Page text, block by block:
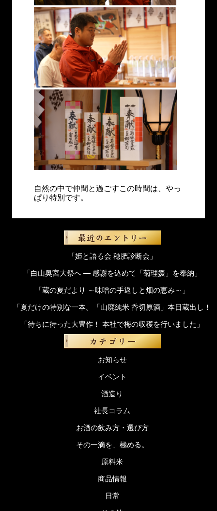
自然の中で仲間と過ごすこの時間は、やっ
ぱり特別です。
「姫と語る会 穂肥診断会」
「白山奥宮大祭へ ― 感謝を込めて「菊理媛」を奉納」
「蔵の夏だより ～味噌の手返しと畑の恵み～」
「夏だけの特別な一本。「山廃純米 呑切原酒」本日蔵出し！
「待ちに待った大豊作！ 本社で梅の収穫を行いました」
お知らせ
イベント
酒造り
社長コラム
お酒の飲み方・選び方
その一滴を、極める。
原料米
商品情報
日常